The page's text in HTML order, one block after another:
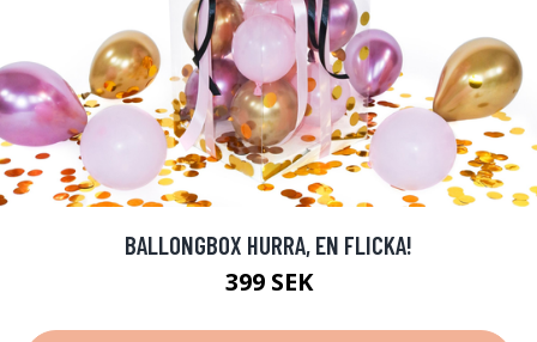
BALLONGBOX HURRA, EN FLICKA!
399 SEK